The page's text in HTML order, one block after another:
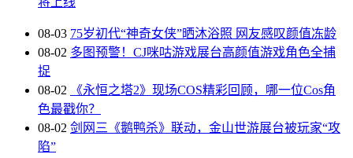
08-03 75岁初代“神奇女侠”晒沐浴照 网友感叹颜值冻龄
08-02 多图预警！CJ咪咕游戏展台高颜值游戏角色全捕
捉
08-02
《永恒之塔2》现场COS精彩回顾，哪一位Cos角
色最戳你？
08-02 剑网三《鹅鸭杀》联动，金山世游展台被玩家“攻
陷”